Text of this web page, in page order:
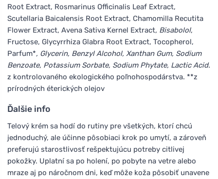
Root Extract, Rosmarinus Officinalis Leaf Extract,
Scutellaria Baicalensis Root Extract, Chamomilla Recutita
Flower Extract, Avena Sativa Kernel Extract, Bisabolol,
Fructose, Glycyrrhiza Glabra Root Extract, Tocopherol,
Parfum*, Glycerin, Benzyl Alcohol, Xanthan Gum, Sodium
Benzoate, Potassium Sorbate, Sodium Phytate, Lactic Acid.
z kontrolovaného ekologického poľnohospodárstva. **z
prírodných éterických olejov
Ďalšie info
Telový krém sa hodí do rutiny pre všetkých, ktorí chcú
jednoduchý, ale účinne pôsobiaci krok po umytí, a zároveň
preferujú starostlivosť rešpektujúcu potreby citlivej
pokožky. Uplatní sa po holení, po pobyte na vetre alebo
mraze aj po náročnom dni, keď môže koža pôsobiť unavene